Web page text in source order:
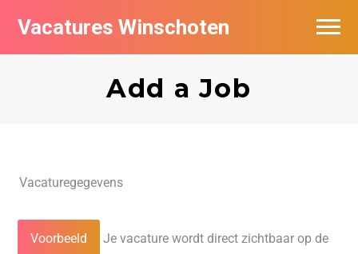
Vacatures Winschoten
Add a Job
Vacaturegegevens
Je vacature wordt direct zichtbaar op de
Vacatures per bedrijf in Winschoten
Nieuwsbrief feed